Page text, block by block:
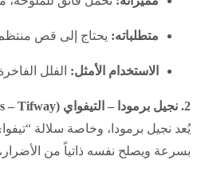
متطلباته: يحتاج إلى قص منتظم
الاستخدام الأمثل: الفلل
2. نجيل برمودا – التيفواي (Bermuda Grass – Tifway)
بسرعة ويصلح نفسه ذاتياً من